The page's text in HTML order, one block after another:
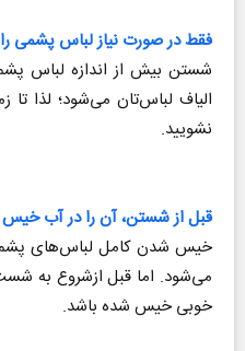
فقط در صورت نیاز لباس پشمی
شستن بیش از اندازه لباس‌
الیاف لباس‌تان می‌شود؛ لذا
نشویید.
قبل از شستن، آن را در آب خیس
می‌شود. اما قبل ازشروع به
خوبی خیس شده باشد.